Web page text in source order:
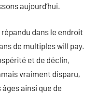
aujourd’hui.
répandu dans le endroit
de multiples will pay.
et de déclin,
vraiment disparu,
ainsi que de